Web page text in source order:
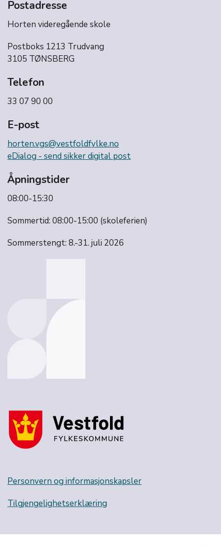
Postadresse
Horten videregående skole
Postboks 1213 Trudvang
3105 TØNSBERG
Telefon
33 07 90 00
E-post
horten.vgs@vestfoldfylke.no
eDialog - send sikker digital post
Åpningstider
08:00-15:30
Sommertid: 08:00-15:00 (skoleferien)
Sommerstengt: 8.-31. juli 2026
Personvern og informasjonskapsler
Tilgjengelighetserklæring